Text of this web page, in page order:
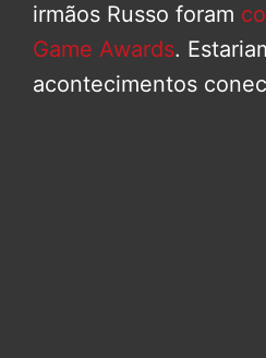
irmãos Russo foram
Game Awards.
acontecimentos